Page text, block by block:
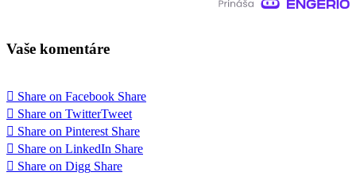
Vaše komentáre
Share on Facebook Share
Share on TwitterTweet
Share on Pinterest Share
Share on LinkedIn Share
Share on Digg Share